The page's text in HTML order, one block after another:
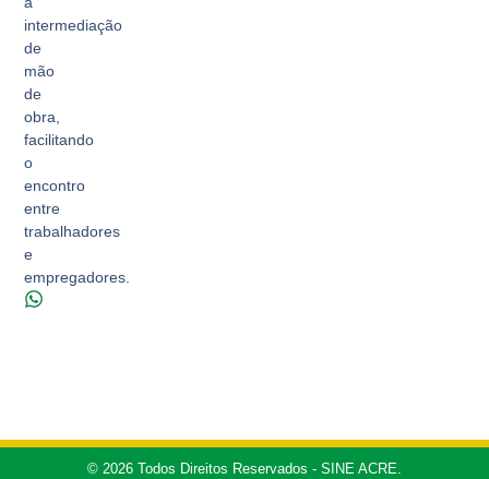
intermediação
de
mão
de
obra,
facilitando
o
encontro
entre
trabalhadores
e
empregadores.
© 2026 Todos Direitos Reservados - SINE ACRE.